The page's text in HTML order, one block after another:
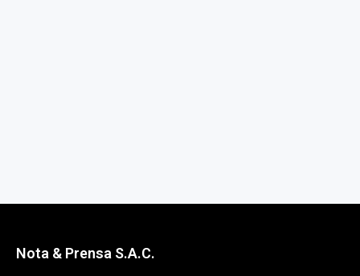
Nota & Prensa S.A.C.